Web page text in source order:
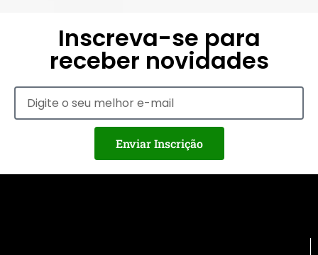
Inscreva-se para
receber novidades
Enviar Inscrição